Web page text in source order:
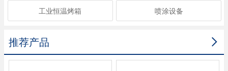
工业恒温烤箱 喷涂设备

推荐产品